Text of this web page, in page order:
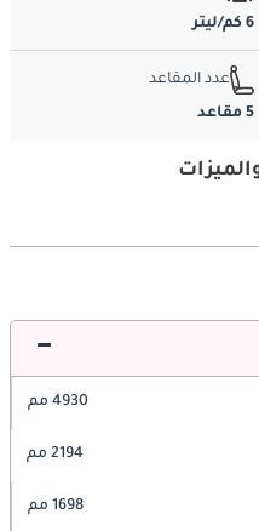
6 كم/ليتر
عدد المقاعد
5 مقاعد
4930 مم
2194 مم
1698 مم